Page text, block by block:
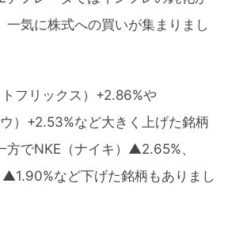
一気に株式への買いが集まりまし
フリックス）+2.86%や
）+2.53%など大きく上げた銘柄
方でNKE（ナイキ）▲2.65%、
など下げた銘柄もありまし